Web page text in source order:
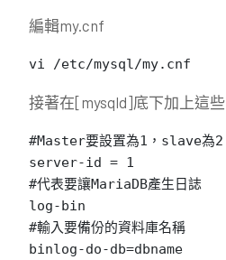
編輯my.cnf
vi /etc/mysql/my.cnf
接著在[mysqld]底下加上這些
#Master要設置為1，slave為2
server-id = 1
#代表要讓MariaDB產生日誌
log-bin
#輸入要備份的資料庫名稱
binlog-do-db=dbname